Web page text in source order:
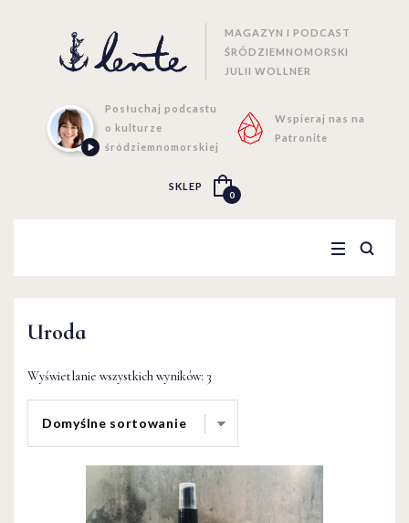
MAGAZYN I PODCAST
ŚRÓDZIEMNOMORSKI
JULII WOLLNER
Posłuchaj podcastu
o kulturze
śródziemnomorskiej
Wspieraj nas na
Patronite
SKLEP
0
Uroda
Wyświetlanie wszystkich wyników: 3